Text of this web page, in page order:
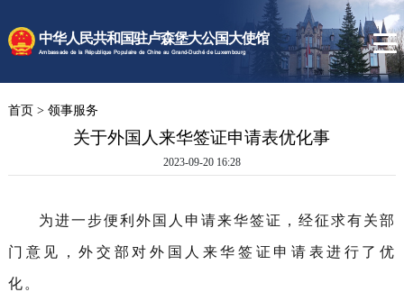
中华人民共和国驻卢森堡大公国大使馆
Ambassade de la République Populaire de Chine au Grand-Duché de Luxembourg
使馆速递
卢森堡概况
首页 > 领事服务
关于外国人来华签证申请表优化事
2023-09-20 16:28
为进一步便利外国人申请来华签证，经征求有关部
门意见，外交部对外国人来华签证申请表进行了优
化。